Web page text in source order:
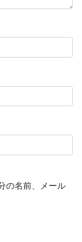
の名前、メール